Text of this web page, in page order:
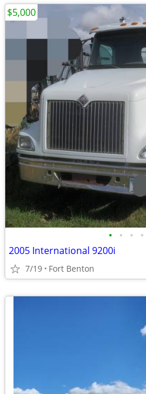
• • • •
2005 International 9200i
7/19 Fort Benton
$5,000